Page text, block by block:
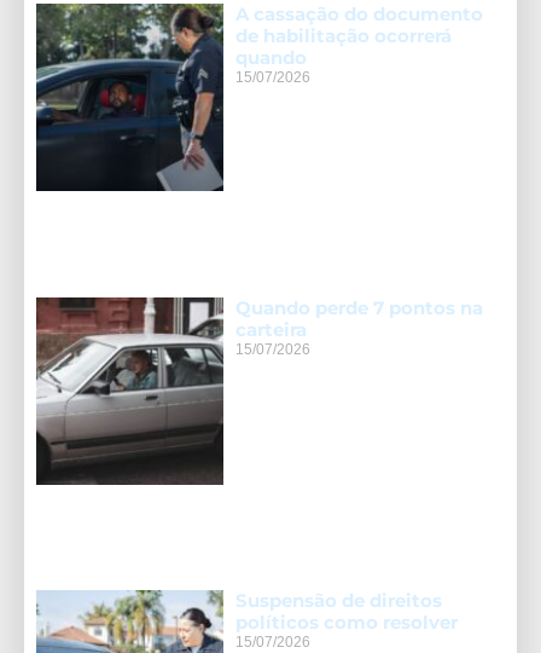
A cassação do documento
de habilitação ocorrerá
quando
15/07/2026
Quando perde 7 pontos na
carteira
15/07/2026
Suspensão de direitos
políticos como resolver
15/07/2026